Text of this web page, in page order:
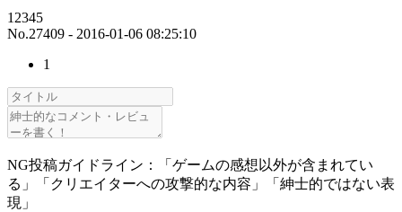
12345
No.27409 - 2016-01-06 08:25:10
1
NG投稿ガイドライン：「ゲームの感想以外が含まれてい
る」「クリエイターへの攻撃的な内容」「紳士的ではない表
現」